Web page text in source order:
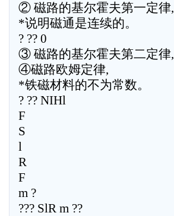
② 磁路的基尔霍夫第一定律,
*说明磁通是连续的。
? ?? 0
③ 磁路的基尔霍夫第二定律,
④磁路欧姆定律,
*铁磁材料的不为常数。
? ?? NIHl
F
S
l
R
F
m ?
??? SlR m ??